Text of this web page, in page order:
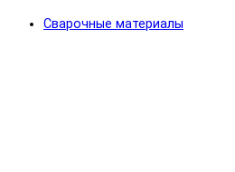
Сварочные материалы